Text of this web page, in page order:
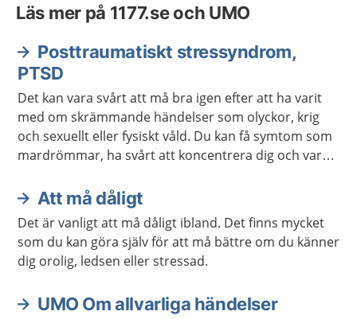
Läs mer på 1177.se och UMO
Posttraumatiskt stressyndrom,
PTSD
Det kan vara svårt att må bra igen efter att ha varit
med om skrämmande händelser som olyckor, krig
och sexuellt eller fysiskt våld. Du kan få symtom som
mardrömmar, ha svårt att koncentrera dig och vara
posttraumatiskt stressyndrom goda chanser att må
Att må dåligt
Det är vanligt att må dåligt ibland. Det finns mycket
som du kan göra själv för att må bättre om du känner
dig orolig, ledsen eller stressad.
UMO Om allvarliga händelser